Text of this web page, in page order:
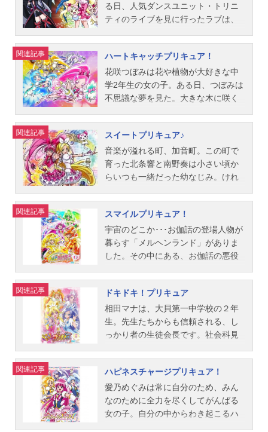
康嗣ポイズニー：雨蘭咲木子キリ
ヤ：木...
シリーズふたりはプリキュアスケジ
ュール2005年2月6日（日）～2006年
にて話数全47話キャスト美墨なぎさ
／キュアブラック：本名陽子雪城ほ
のか／キュアホワイト：ゆかな九条
ひかり／シャイニールミナス：...
リキュアスケジュール2006年2月5日
（日）～2007年1月28日（日）テレ
向咲／キュアブルーム：樹元オリエ
美翔舞／キュアイーグレット：榎本
温子日向みのり：齋藤彩夏星野健
太：竹内順子フラッピ：山口勝平チ
ョッピ：松来未祐ゴーヤーン：森川
バ：難波圭一ドロドロン：岩田光央
ミズ・シタターレ：松井菜桜子キン
トレスキー：小杉十郎太霧生満：渕
崎ゆり子霧生薫：今井由香ムープ：
渕崎ゆり子...
ればなりません。しかも、ドリーム
コレットを狙うナイトメアが、次々
す。ナイトメアに立ち向かうことが
出来るのは、ピンキーキャッチュで
変身したプリキュアだけ…ちょっと
こわいけど、困っているココを放っ
ておくわけにはいきません。仲間を
作品名Yes！プリキュア5放送形態TV
アニメシリーズプリキュアスケジュ
ール2007年2月4日（日）～2008年1
月27日（日）テレビ朝日系にて話数
全49話キャスト夢原のぞみ／キュア
ュアルージュ：竹内順子春日野うら
ら／キュアレモネード：伊瀬茉莉也
秋元こまち／キュアミント：永野愛
水無月かれん／キュアアクア：前
田...
書いていた…。そんな彼女の前に、
自分なら手紙を届けられるという不
くれたのは、バラの紋章をあしらっ
た心当たりのない手紙。封を切る
と、中からはバラの花びらが飛び出
し、フローラと名乗る不思議な女性
が姿を現した。彼女はキュアローズ
に助けを求める。のぞみは快く引き
受け、男の子に詳しい事情を聞こう
とするが、そこに一人の男が現れ
る。どうやら、手紙が形を変えたロ
ーズパクトを狙っているらしい。も
来た。美しく華麗なる戦いが、再び
幕を開ける！作品名Yes！プリキュア
5GoGo！放送形態TVアニメシリーズ
Yes！プリキュア5スケジュール2008
年2月3日（日）～2009年1月25日
キャスト夢原のぞみ／キュアドリー
ム：三瓶由布子夏木りん／キュアル
ージュ：竹内順子春日野うらら／キ
ュアレモネード：伊瀬茉莉也秋元こ
まち／...
る日、人気ダンスユニット・トリニ
ティのライブを見に行ったラブは、
感動。｢あたしもあんなふうに踊りた
い！｣と、夢をふくらませます。とこ
ろが、突如現れたナケワメーケのせ
いで、ステキなライブ会場が大パニ
ックに！それは全世界の支配と統制
の、遠大な陰謀のごく一部だったの
です。｢憧れの人を守りたい！トリニ
ティのライブをもう一度見たい！｣強
い気持ちに突き動かされたラブは、
鍵型の不思議な妖精・ピックルンと
伝説の戦士・プリキュアに変身しま
す。愛と希望と祈りのハートでラビ
リンスの野望を挫くため、新生プリ
キュア、ここにスタート！作品名フ
レッシュプリキュア！放送形態TVア
ア！スケジュール2009年2月1日
（日）～2010年1月31日（日）テレ
ビ朝日系にて話数全50話キャスト桃
園ラブ／キュアピーチ：沖佳苗蒼乃
美希／キュアベリー：喜多村英梨山
東せつな／キュアパッション：小松
由佳シフォン：こおろぎさとみタル
ト：松野太紀メビウス：西村知道ク
ライン：樋渡宏嗣ノーザ：渡辺美
佐...
関連記事
ハートキャッチプリキュア！
花咲つぼみは花や植物が大好きな中
学2年生の女の子。ある日、つぼみは
不思議な夢を見た。大きな木に咲く
が落ちてしまう。そしてそこから妖
精が飛び立っていく……。それから
数日後。明堂学園へ転校したつぼみ
の前に、なんと夢で見た妖精が現れ
た！妖精はつぼみに、伝説の戦士プ
守って！みんなの“こころの花”を咲か
せて！｣と頼む。自分にそんなことは
ムリと断るつぼみ。だが、突然謎の
敵が襲ってきて、新しいクラスメー
ト・来海えりかの“こころの花”を奪っ
プリキュアになって戦うしかない！
つぼみは勇気を出してプリキュアに
変身する！作品名ハートキャッチプ
リキュア！放送形態TVアニメシリー
ズプリキュアスケジュール2010年2
テレビ朝日系にて話数全49話キャス
ト花咲つぼみ／キュアブロッサム：
水樹奈々来海えりか／キュアマリ
ン：水沢史絵明堂院いつき／キュア
サンシャイン：桑島法子月影ゆり／
関連記事
スイートプリキュア♪
音楽が溢れる町、加音町。この町で
育った北条響と南野奏は小さい頃か
らいつも一緒だった幼なじみ。けれ
を合わせればケンカばかり…。そん
な二人のもとに、音楽の国「メイジ
ャーランド」からやってきた妖精
《ハミィ》が現れた！ ハミィは、
伝説の楽譜に書かれている《幸福の
変えようと企む悪の王《メフィス
ト》から世界を守るため、二人にプ
リキュアに変身して欲しいと頼む。
いつもは全く意見が合わない響と奏
だが、二人の正義の心が一つになっ
品名スイートプリキュア♪放送形態TV
アニメスケジュール2011年2月6日
（日）～2012年1月29日（日）テレ
ビ朝日系にて話数全48話キャスト北
条響／キュアメロディ：小清水亜美
関連記事
スマイルプリキュア！
宇宙のどこか･･･お伽話の登場人物が
暮らす「メルヘンランド」がありま
した。その中にある、お伽話の悪役
国」の悪役達が、人々に「最悪の結
末」を見せ、そこから生まれるバッ
ドエナジーを集めるため地球にやっ
てきた！このままでは、地球だけで
なく、全ての世界が「最悪の結末」
は、『5人の伝説の戦士プリキュア』
を探し、「バッドエンド王国」に奪
われた『メルヘンランドの女王の幸
せの力「キュアデコル」』を取り戻
さなくてはならない。一刻も早くプ
関連記事
ドキドキ！プリキュア
相田マナは、大貝第一中学校の２年
生。先生たちからも信頼される、し
っかり者の生徒会長です。社会科見
ケンカを仲裁したり、落とし物を届
けたり、バスに酔った友達の看護を
したりと大忙し!やっと展望台へ行く
列に並んだその時、「ジコチュー!」
と叫ぶ巨大な怪物が現れて辺りは大
関連記事
ハピネスチャージプリキュア！
愛乃めぐみは常に自分のため、みん
なのために全力を尽くしてがんばる
女の子。自分の中からわき起こるハ